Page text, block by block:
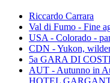
Riccardo Carrara
Val di Fumo - Fine
USA - Colorado -
CDN - Yukon,
5a GARA DI
AUT - Autunno in
HOTEL